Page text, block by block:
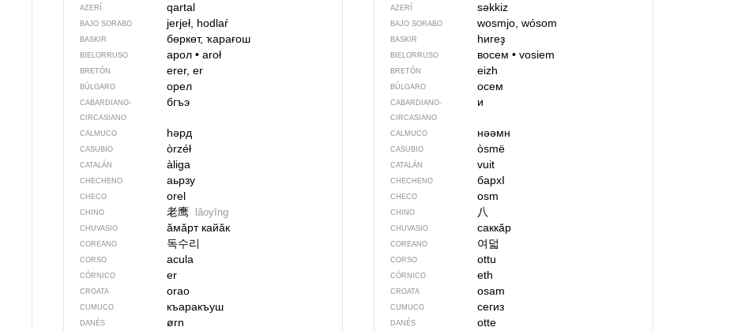
AZERÍ qartal
BAJO SORABO jerjeł, hodlaŕ
BASKIR бөркөт, ҡарағош
BIELORRUSO арол • aroł
BRETÓN erer, er
BÚLGARO орел
CABARDIANO-
CIRCASIANO
бгъэ
CALMUCO һәрд
CASUBIO òrzéł
CATALÁN àliga
CHECHENO аьрзу
CHECO orel
CHINO 老鹰 lǎoyīng
CHUVASIO ӑмӑрт кайӑк
COREANO 독수리
CORSO acula
CÓRNICO er
CROATA orao
CUMUCO къаракъуш
DANÉS ørn
AZERÍ səkkiz
BAJO SORABO wosmjo, wósom
BASKIR һигеҙ
BIELORRUSO восем• vosiem
BRETÓN eizh
BÚLGARO осем
CABARDIANO-
CIRCASIANO
и
CALMUCO нәәмн
CASUBIO òsmë
CATALÁN vuit
CHECHENO бархI
CHECO osm
CHINO 八
CHUVASIO саккӑр
COREANO 여덟
CORSO ottu
CÓRNICO eth
CROATA osam
CUMUCO сегиз
DANÉS otte